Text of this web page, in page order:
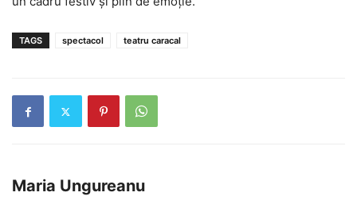
TAGS spectacol teatru caracal
Maria Ungureanu